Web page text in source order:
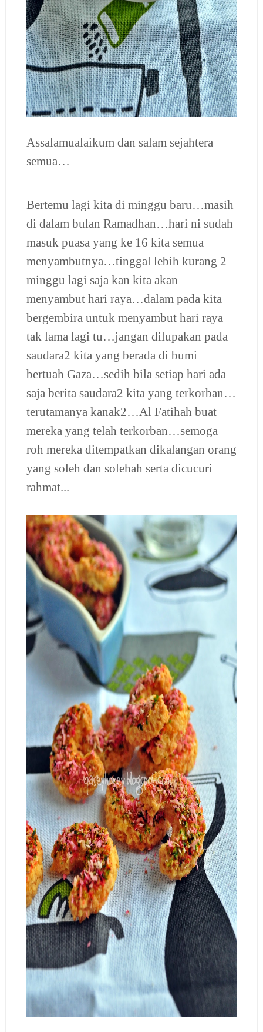
Assalamualaikum dan salam sejahtera
semua…
Bertemu lagi kita di minggu baru…masih
di dalam bulan Ramadhan…hari ni sudah
masuk puasa yang ke 16 kita semua
menyambutnya…tinggal lebih kurang 2
minggu lagi saja kan kita akan
menyambut hari raya…dalam pada kita
bergembira untuk menyambut hari raya
tak lama lagi tu…jangan dilupakan pada
saudara2 kita yang berada di bumi
bertuah Gaza…sedih bila setiap hari ada
saja berita saudara2 kita yang terkorban…
terutamanya kanak2…Al Fatihah buat
mereka yang telah terkorban…semoga
roh mereka ditempatkan dikalangan orang
yang soleh dan solehah serta dicucuri
rahmat...